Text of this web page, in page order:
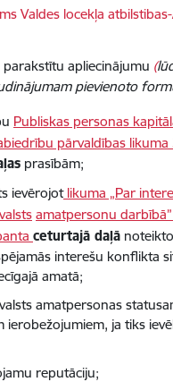
Valdes locekļa
apliecinājumu (
pievienoto
Publiskas personas
pārvaldības likuma
prasībām;
ievērojotlikuma „Par
amatpersonu
ceturtajā daļā
interešu konflikta
amatā;
amatpersonas
ierobežojumiem, ja tiks
reputāciju;